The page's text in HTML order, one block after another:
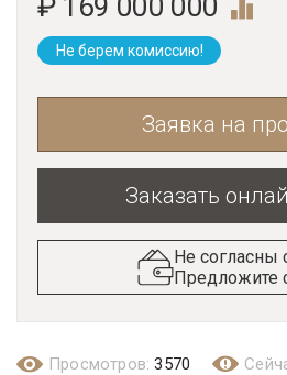
₽ 169 000 000
Не берем комиссию!
Заявка на
Заказать
Не согласны
Предложите
Просмотров:3570